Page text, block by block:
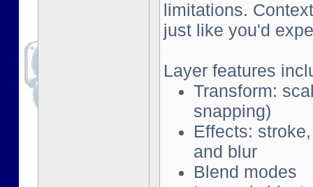
limitations.
just like you'd
Layer features
Transform:
snapping)
Effects:
and blur
Blend modes